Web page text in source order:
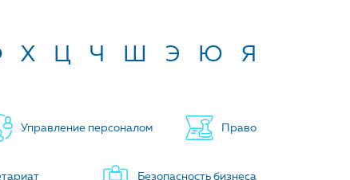
Х Ц Ч Ш Э Ю Я
Управление персоналом Право
Безопасность бизнеса